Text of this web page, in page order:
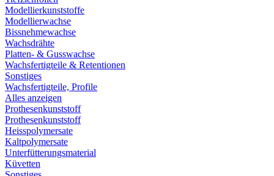
Modellierkunststoffe
Modellierwachse
Bissnehmewachse
Wachsdrähte
Platten- & Gusswachse
Wachsfertigteile & Retentionen
Sonstiges
Wachsfertigteile, Profile
Alles anzeigen
Prothesenkunststoff
Prothesenkunststoff
Heisspolymersate
Kaltpolymersate
Unterfütterungsmaterial
Küvetten